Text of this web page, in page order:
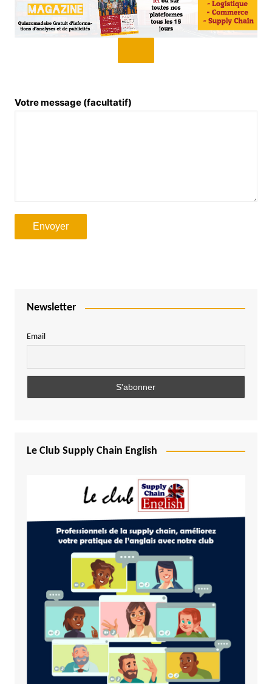
Votre message (facultatif)
Newsletter
Email
Le Club Supply Chain English